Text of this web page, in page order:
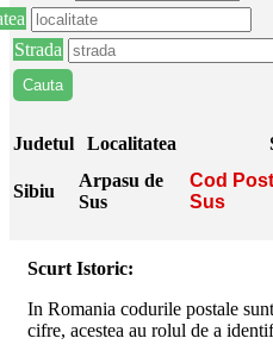
Strada
Judetul Localitatea
Sibiu
Arpasu de
Sus
Cod
Sus
Scurt Istoric:
In Romania codurile postale
cifre, acestea au rolul de a